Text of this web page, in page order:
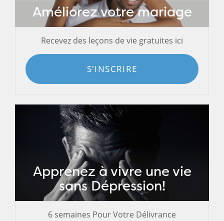
Améliorez votre mariage
Recevez des leçons de vie gratuites ici
S'INSCRIRE
Apprenez à vivre une vie
sans Dépression!
6 semaines Pour Votre Délivrance